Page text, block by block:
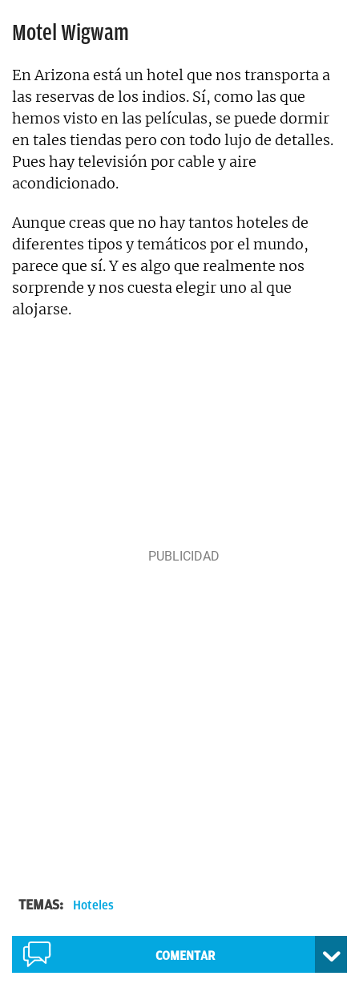
Motel Wigwam
En Arizona está un hotel que nos transporta a
las reservas de los indios. Sí, como las que
hemos visto en las películas, se puede dormir
en tales tiendas pero con todo lujo de detalles.
Pues hay televisión por cable y aire
acondicionado.
Aunque creas que no hay tantos hoteles de
diferentes tipos y temáticos por el mundo,
parece que sí. Y es algo que realmente nos
sorprende y nos cuesta elegir uno al que
alojarse.
TEMAS: Hoteles
COMENTAR